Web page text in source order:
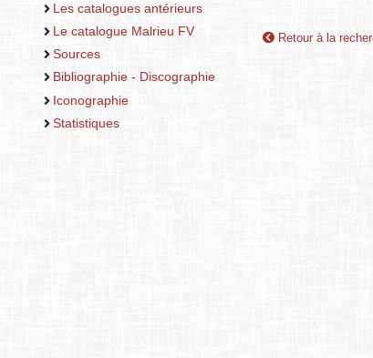
Les catalogues antérieurs
Le catalogue Malrieu FV
Sources
Bibliographie - Discographie
Iconographie
Statistiques
Retour à la